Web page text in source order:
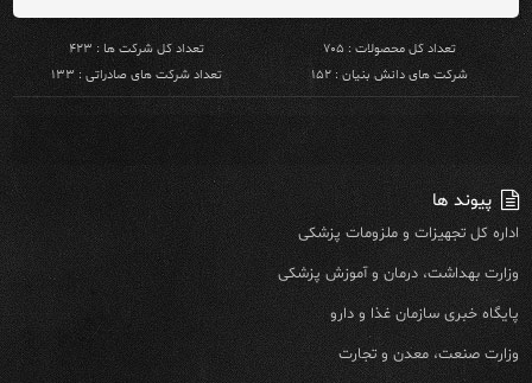
تعداد کل محصولات : ۷۰۵
تعداد کل شرکت ها : ۴۲۳
شرکت های دانش بنیان : ۱۵۲
تعداد شرکت های صادراتی : ۱۳۳
پیوند ها
اداره کل تجهیزات و ملزومات پزشکی
وزارت بهداشت، درمان و آموزش پزشکی
پایگاه خبری سازمان غذا و دارو
وزارت صنعت، معدن و تجارت